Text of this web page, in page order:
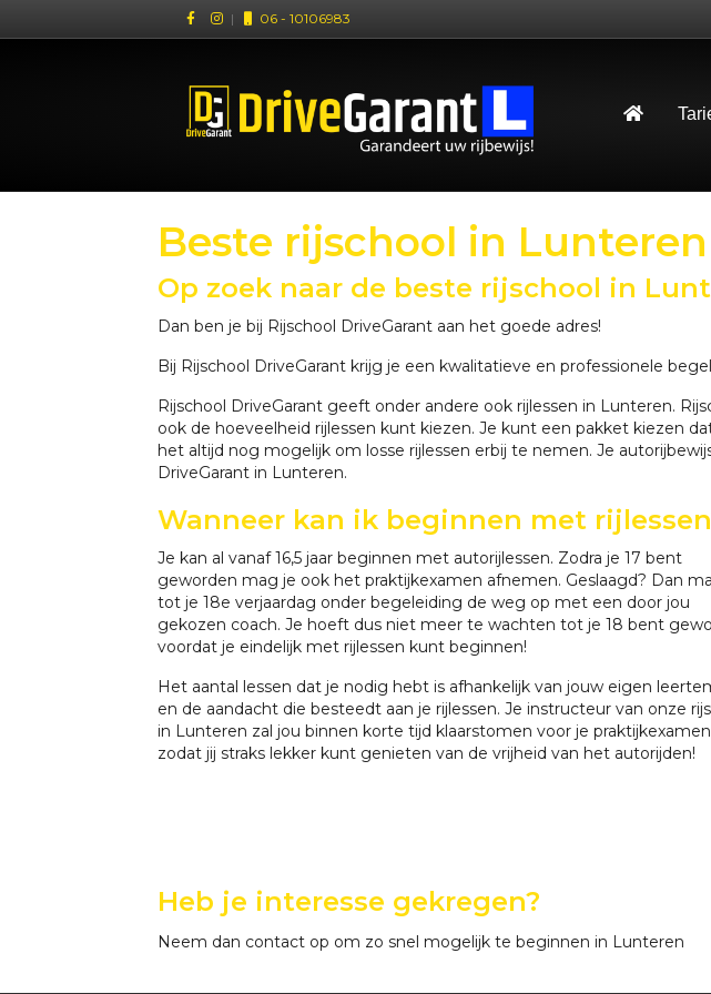
| 06 - 10106983
Beste rijschool in Lunteren
Op zoek naar de beste rijschool in
Dan ben je bij Rijschool DriveGarant aan het goede adres!
Bij Rijschool DriveGarant krijg je een kwalitatieve en professionele
Rijschool DriveGarant geeft onder andere ook rijlessen in Lunteren.
ook de hoeveelheid rijlessen kunt kiezen. Je kunt een pakket kiezen
het altijd nog mogelijk om losse rijlessen erbij te nemen. Je
DriveGarant in Lunteren.
Wanneer kan ik beginnen met
Je kan al vanaf 16,5 jaar beginnen met autorijlessen. Zodra je 17 bent
geworden mag je ook het praktijkexamen afnemen. Geslaagd? Dan
tot je 18e verjaardag onder begeleiding de weg op met een door jou
gekozen coach. Je hoeft dus niet meer te wachten tot je 18 bent
voordat je eindelijk met rijlessen kunt beginnen!
Het aantal lessen dat je nodig hebt is afhankelijk van jouw eigen
en de aandacht die besteedt aan je rijlessen. Je instructeur van onze
in Lunteren zal jou binnen korte tijd klaarstomen voor je
zodat jij straks lekker kunt genieten van de vrijheid van het autorijden!
Heb je interesse gekregen?
Neem dan contact op om zo snel mogelijk te beginnen in Lunteren